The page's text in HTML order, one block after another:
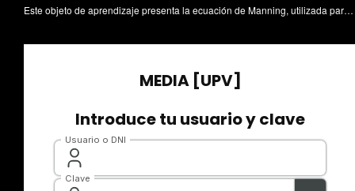
Este objeto de aprendizaje presenta la ecuación de Manning, utilizada para calcular la velocidad y el caudal en canales de flujo a lámina libre. Explica sus parámetros, como la rugosidad, la pendiente y el radio hidráulico, facilitando su aplicación en el diseño y análisis hidráulico. Pérez-Sánchez, M.;López Jiménez, PA. (2025). Flujo en lámina libre. Cálculo de flujo permanente mediante la ecuación de Manning. Universitat Politècnica de València. https://riunet.upv.es/handle/10251/220455 DER